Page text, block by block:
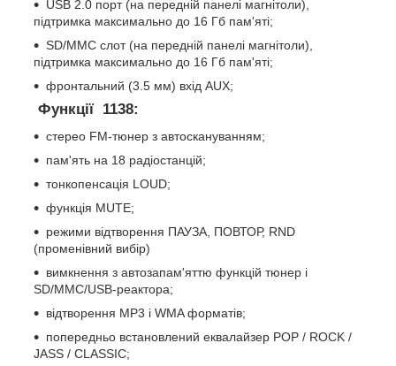
USB 2.0 порт (на передній панелі магнітоли),
підтримка максимально до 16 Гб пам'яті;
SD/MMC слот (на передній панелі магнітоли),
підтримка максимально до 16 Гб пам'яті;
фронтальний (3.5 мм) вхід AUX;
Функції 1138:
стерео FM-тюнер з автоскануванням;
пам'ять на 18 радіостанцій;
тонкопенсація LOUD;
функція MUTE;
режими відтворення ПАУЗА, ПОВТОР, RND
(променівний вибір)
вимкнення з автозапам'яттю функцій тюнер і
SD/MMC/USB-реактора;
відтворення МР3 і WMA форматів;
попередньо встановлений еквалайзер POP / ROCK /
JASS / CLASSIC;